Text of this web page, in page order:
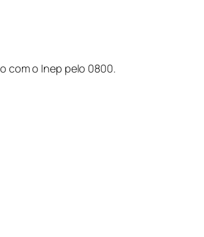
com o Inep pelo 0800.